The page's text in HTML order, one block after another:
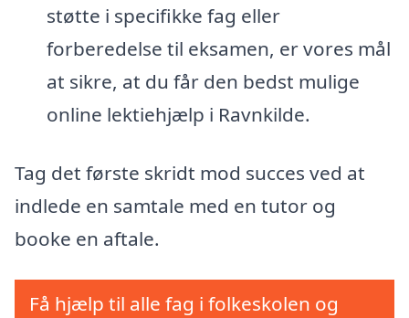
støtte i specifikke fag eller
forberedelse til eksamen, er vores mål
at sikre, at du får den bedst mulige
online lektiehjælp i Ravnkilde.
Tag det første skridt mod succes ved at
indlede en samtale med en tutor og
booke en aftale.
Få hjælp til alle fag i folkeskolen og